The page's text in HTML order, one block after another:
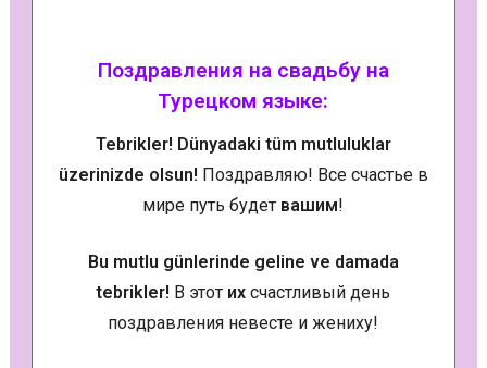
Поздравления на свадьбу на
Турецком языке:
Tebrikler! Dünyadaki tüm mutluluklar
üzerinizde olsun! Поздравляю! Все счастье в
мире путь будет вашим!
Bu mutlu günlerinde geline ve damada
tebrikler! В этот их счастливый день
поздравления невесте и жениху!